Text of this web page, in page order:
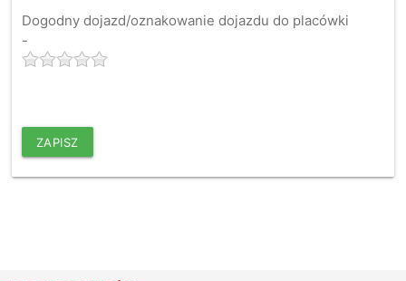
Dogodny dojazd/oznakowanie dojazdu do placówki
-
ZAPISZ